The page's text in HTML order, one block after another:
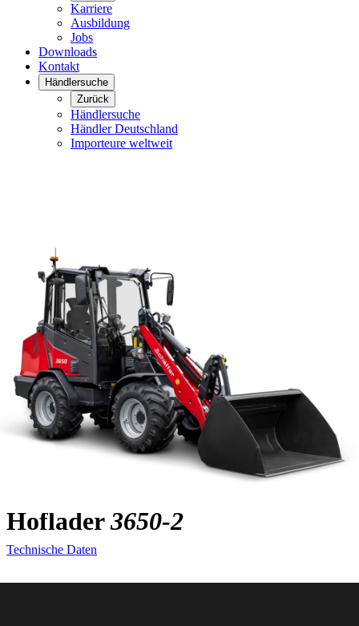
Karriere
Ausbildung
Jobs
Downloads
Kontakt
Händlersuche
Zurück
Händlersuche
Händler Deutschland
Importeure weltweit
Hoflader3650-2
Technische Daten